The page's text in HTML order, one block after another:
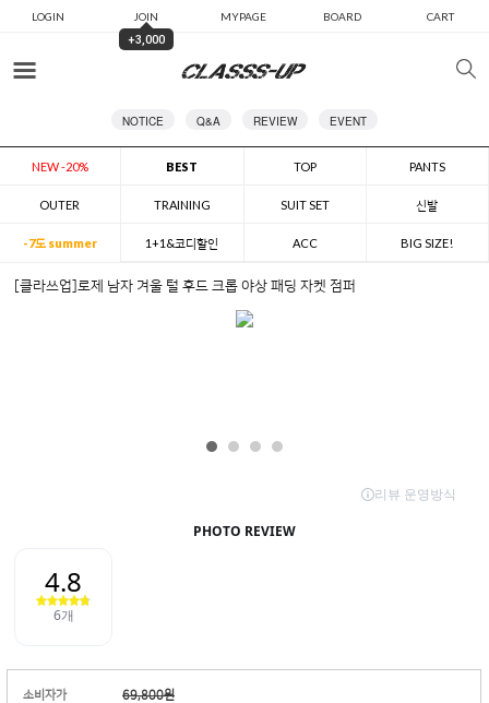
LOGIN JOIN MYPAGE BOARD CART
+3,000
NOTICE Q&A REVIEW EVENT
NEW -20% BEST TOP PANTS
OUTER TRAINING SUIT SET 신발
-7도 summer 1+1&코디할인 ACC BIG SIZE!
[클라쓰업]로제 남자 겨울 털 후드 크롭 야상 패딩 자켓 점퍼
소비자가 69,800원